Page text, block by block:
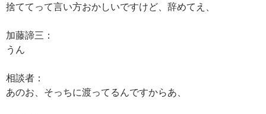
捨ててって言い方おかしいですけど、辞めてえ、
加藤諦三：
うん
相談者：
あのお、そっちに渡ってるんですからあ、